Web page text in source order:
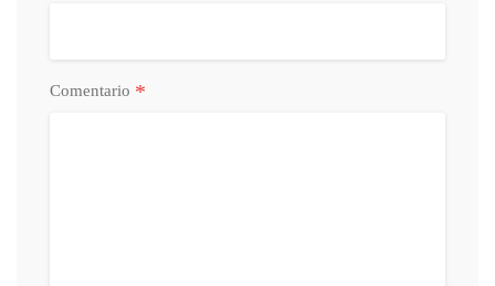
Comentario *